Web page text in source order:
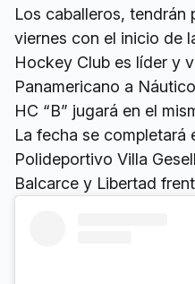
Los caballeros,
viernes con el inicio de
Hockey Club es líder y
Panamericano a
HC “B” jugará en el
La fecha se completará
Polideportivo Villa
Balcarce y Libertad